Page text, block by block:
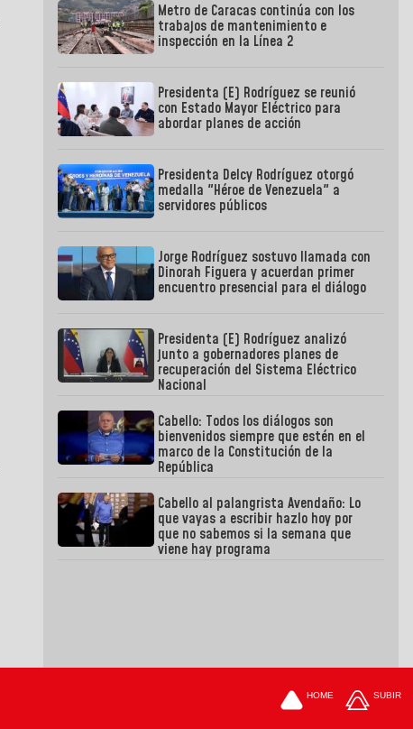
Metro de Caracas continúa con los
trabajos de mantenimiento e
inspección en la Línea 2
Presidenta (E) Rodríguez se reunió
con Estado Mayor Eléctrico para
abordar planes de acción
Presidenta Delcy Rodríguez otorgó
medalla "Héroe de Venezuela" a
servidores públicos
Jorge Rodríguez sostuvo llamada con
Dinorah Figuera y acuerdan primer
encuentro presencial para el diálogo
Presidenta (E) Rodríguez analizó
junto a gobernadores planes de
recuperación del Sistema Eléctrico
Nacional
Cabello: Todos los diálogos son
bienvenidos siempre que estén en el
marco de la Constitución de la
República
Cabello al palangrista Avendaño: Lo
que vayas a escribir hazlo hoy por
que no sabemos si la semana que
viene hay programa
HOME SUBIR